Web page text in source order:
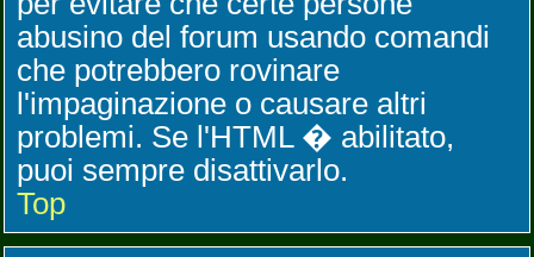
abusino del forum usando comandi
che potrebbero rovinare
l'impaginazione o causare altri
problemi. Se l'HTML � abilitato,
puoi sempre disattivarlo.
Top